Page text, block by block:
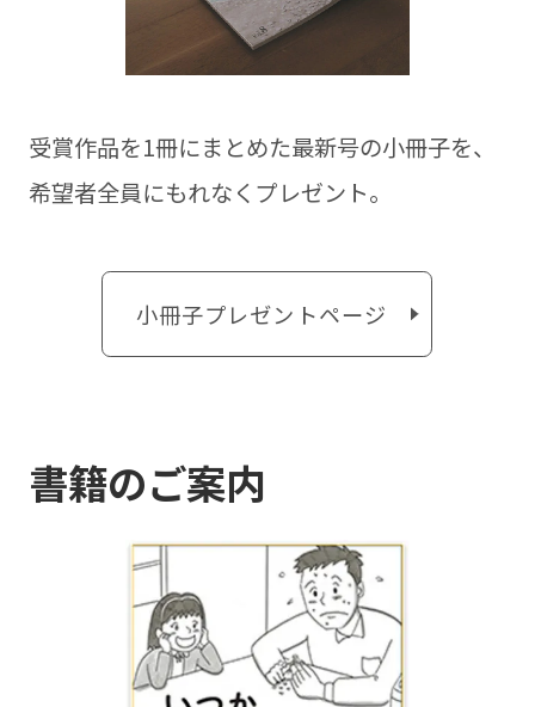
受賞作品を1冊にまとめた最新号の⼩冊⼦を、
希望者全員にもれなくプレゼント。
小冊子プレゼントページ
書籍のご案内